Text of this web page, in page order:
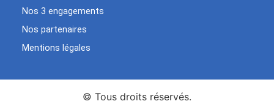
Nos 3 engagements
Nos partenaires
Mentions légales
© Tous droits réservés.